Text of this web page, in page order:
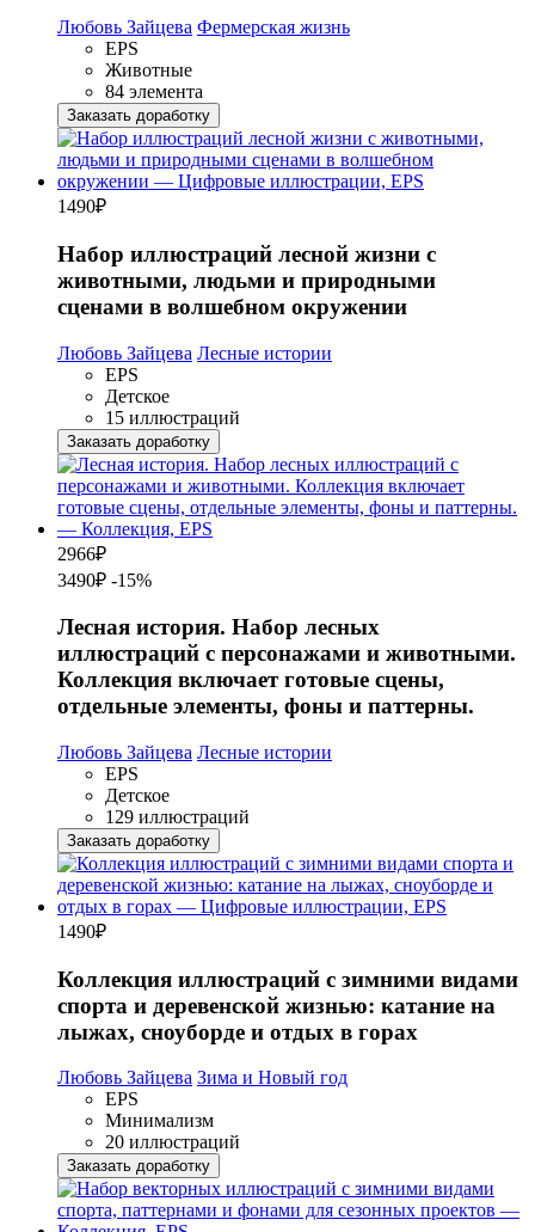
Любовь Зайцева Фермерская жизнь
EPS
Животные
84 элемента
Заказать доработку
1490₽
Набор иллюстраций лесной жизни с
животными, людьми и природными
сценами в волшебном окружении
Любовь Зайцева Лесные истории
EPS
Детское
15 иллюстраций
Заказать доработку
2966₽
3490₽ -15%
Лесная история. Набор лесных
иллюстраций с персонажами и животными.
Коллекция включает готовые сцены,
отдельные элементы, фоны и паттерны.
Любовь Зайцева Лесные истории
EPS
Детское
129 иллюстраций
Заказать доработку
1490₽
Коллекция иллюстраций с зимними видами
спорта и деревенской жизнью: катание на
лыжах, сноуборде и отдых в горах
Любовь Зайцева Зима и Новый год
EPS
Минимализм
20 иллюстраций
Заказать доработку